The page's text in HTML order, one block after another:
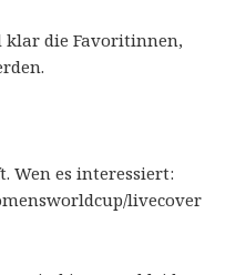
klar die Favoritinnen,
Wen es interessiert:
livecover